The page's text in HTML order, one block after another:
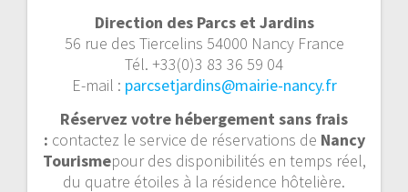
Direction des Parcs et Jardins
56 rue des Tiercelins 54000 Nancy France
Tél. +33(0)3 83 36 59 04
E-mail : parcsetjardins@mairie-nancy.fr
Réservez votre hébergement sans frais
: contactez le service de réservations de Nancy
Tourismepour des disponibilités en temps réel,
du quatre étoiles à la résidence hôtelière.